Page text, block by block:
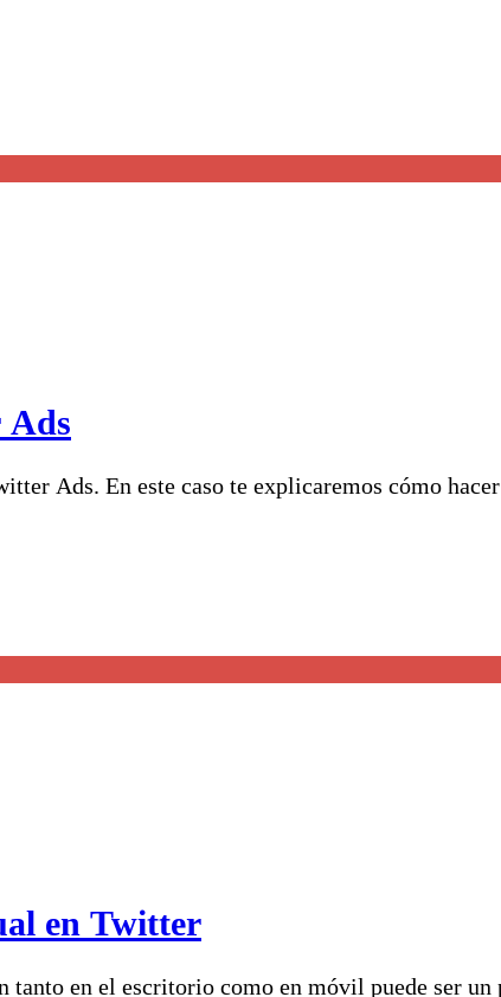
Ads
Ads. En este caso te explicaremos cómo
en Twitter
tanto en el escritorio como en móvil puede ser